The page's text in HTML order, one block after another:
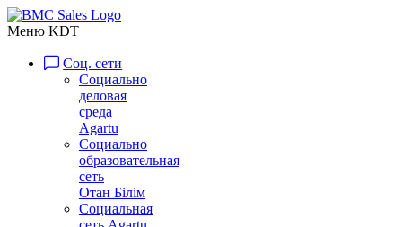
Меню KDT
Соц. сети
Социально
деловая
среда
Agartu
Социально
образовательная
сеть
Отан Бiлiм
Социальная